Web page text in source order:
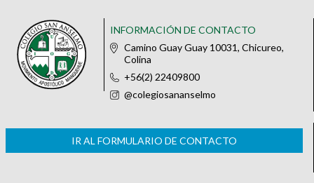
INFORMACIÓN DE CONTACTO
Camino Guay Guay 10031, Chicureo,
Colina
+56(2) 22409800
@colegiosananselmo
IR AL FORMULARIO DE CONTACTO